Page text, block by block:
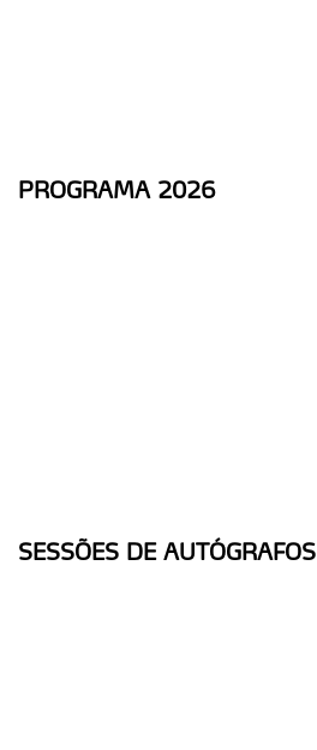
PROGRAMA 2026
SESSÕES DE AUTÓGRAFOS